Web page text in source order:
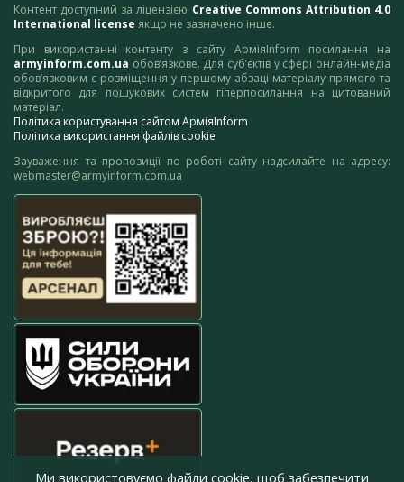
Контент доступний за ліцензією Creative Commons Attribution 4.0
International license якщо не зазначено інше.
При використанні контенту з сайту АрміяInform посилання на
armyinform.com.ua обов’язкове. Для суб’єктів у сфері онлайн-медіа
обов’язковим є розміщення у першому абзаці матеріалу прямого та
відкритого для пошукових систем гіперпосилання на цитований
матеріал.
Політика користування сайтом АрміяInform
Політика використання файлів cookie
Зауваження та пропозиції по роботі сайту надсилайте на адресу:
webmaster@armyinform.com.ua
Ми використовуємо файли cookie, щоб забезпечити